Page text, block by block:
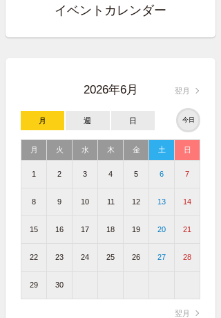
イベントカレンダー
2026年6月 翌月
月 週 日 今日
月 火 水 木 金 土 日
1 2 3 4 5 6 7
8 9 10 11 12 13 14
15 16 17 18 19 20 21
22 23 24 25 26 27 28
29 30
翌月